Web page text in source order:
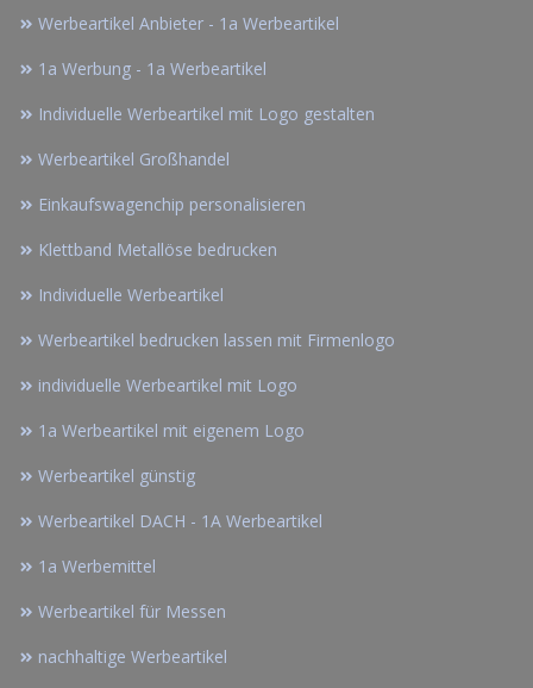
Werbeartikel Anbieter - 1a Werbeartikel
1a Werbung - 1a Werbeartikel
Individuelle Werbeartikel mit Logo gestalten
Werbeartikel Großhandel
Einkaufswagenchip personalisieren
Klettband Metallöse bedrucken
Individuelle Werbeartikel
Werbeartikel bedrucken lassen mit Firmenlogo
individuelle Werbeartikel mit Logo
1a Werbeartikel mit eigenem Logo
Werbeartikel günstig
Werbeartikel DACH - 1A Werbeartikel
1a Werbemittel
Werbeartikel für Messen
nachhaltige Werbeartikel